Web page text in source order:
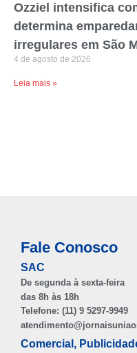
Ozziel intensifica
determina
irregulares em São
4 de agosto de 2026
Leia mais »
Fale Conosco
SAC
De segunda à sexta-feira
das 8h às 18h
Telefone: (11) 9 5297-9949
Comercial,